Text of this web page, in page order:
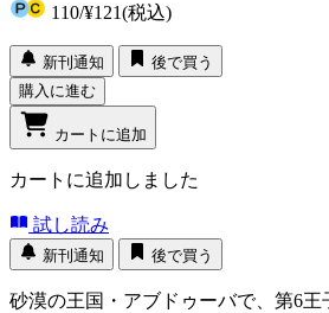
110/¥121(税込)
新刊通知
後で買う
購入に進む
カートに追加
カートに追加しました
試し読み
新刊通知 後で買う
砂漠の王国・アブドゥーバで、第6